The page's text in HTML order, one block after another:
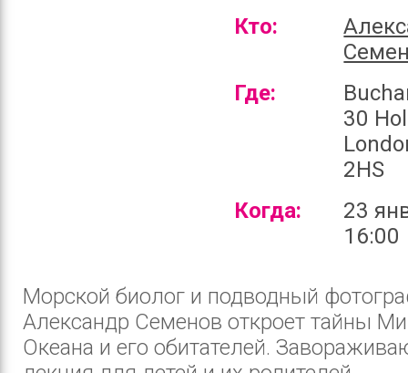
Кто:
Где:
30
2HS
Когда:
23
16:00
Морской биолог и подводный
Александр Семенов откроет тайны
Океана и его обитателей.